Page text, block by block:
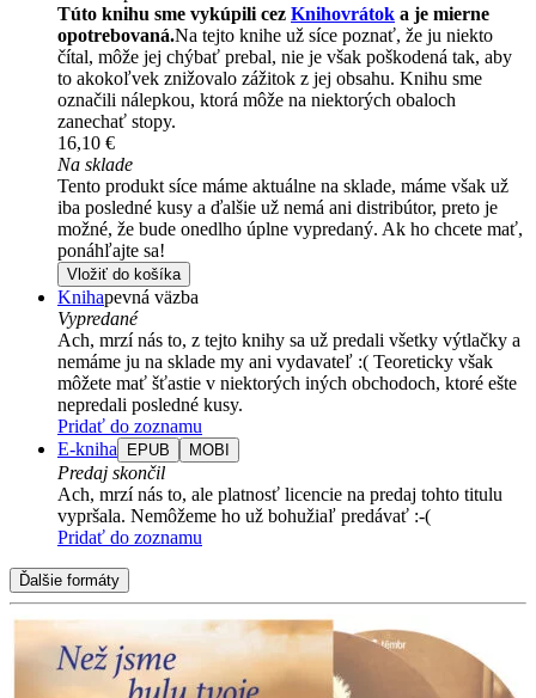
Túto knihu sme vykúpili cez Knihovrátok a je mierne
opotrebovaná.Na tejto knihe už síce poznať, že ju niekto
čítal, môže jej chýbať prebal, nie je však poškodená tak, aby
to akokoľvek znižovalo zážitok z jej obsahu. Knihu sme
označili nálepkou, ktorá môže na niektorých obaloch
zanechať stopy.
16,10 €
Na sklade
Tento produkt síce máme aktuálne na sklade, máme však už
iba posledné kusy a ďalšie už nemá ani distribútor, preto je
možné, že bude onedlho úplne vypredaný. Ak ho chcete mať,
ponáhľajte sa!
Vložiť do košíka
Knihapevná väzba
Vypredané
Ach, mrzí nás to, z tejto knihy sa už predali všetky výtlačky a
nemáme ju na sklade my ani vydavateľ :( Teoreticky však
môžete mať šťastie v niektorých iných obchodoch, ktoré ešte
nepredali posledné kusy.
Pridať do zoznamu
E-kniha
EPUB MOBI
Predaj skončil
Ach, mrzí nás to, ale platnosť licencie na predaj tohto titulu
vypršala. Nemôžeme ho už bohužiaľ predávať :-(
Pridať do zoznamu
Ďalšie formáty